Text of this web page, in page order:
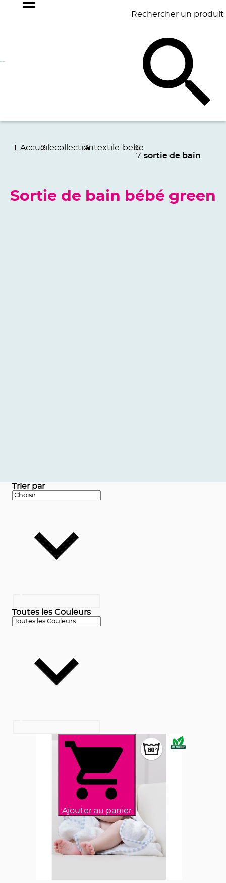
Rechercher un produit
BAGAGERIE BUREAU
Accueil ecollectiontextile-bebe
sortie de bain
Sortie de bain bébé green
Trier par
Toutes les Couleurs
Ajouter au panier